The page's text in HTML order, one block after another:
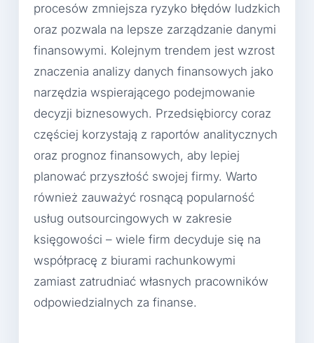
procesów zmniejsza ryzyko błędów ludzkich
oraz pozwala na lepsze zarządzanie danymi
finansowymi. Kolejnym trendem jest wzrost
znaczenia analizy danych finansowych jako
narzędzia wspierającego podejmowanie
decyzji biznesowych. Przedsiębiorcy coraz
częściej korzystają z raportów analitycznych
oraz prognoz finansowych, aby lepiej
planować przyszłość swojej firmy. Warto
również zauważyć rosnącą popularność
usług outsourcingowych w zakresie
księgowości – wiele firm decyduje się na
współpracę z biurami rachunkowymi
zamiast zatrudniać własnych pracowników
odpowiedzialnych za finanse.